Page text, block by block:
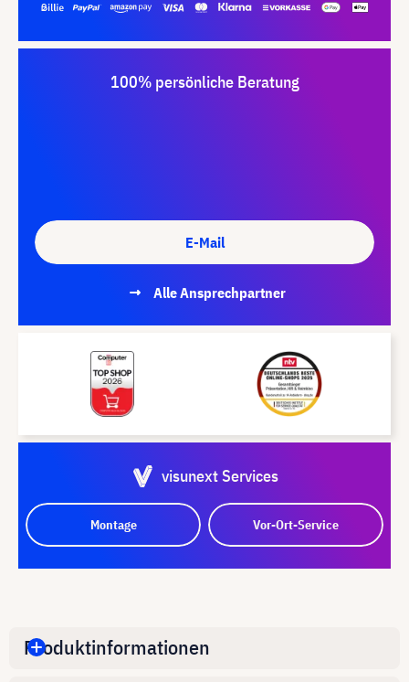
100% persönliche Beratung
E-Mail
Alle Ansprechpartner
visunext Services
Montage Vor-Ort-Service
Produktinformationen